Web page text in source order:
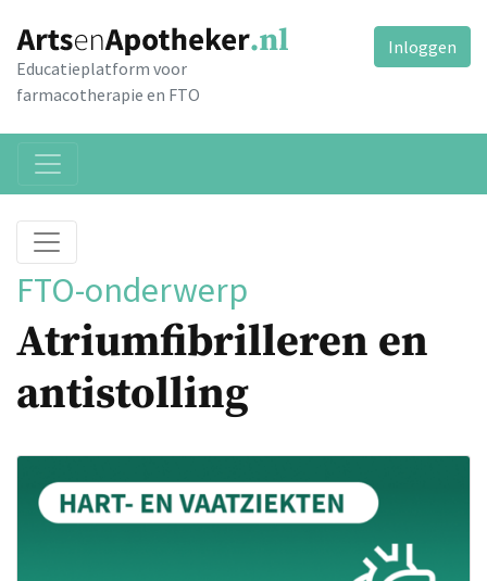
Educatieplatform voor
farmacotherapie en FTO
Inloggen
FTO-onderwerp
Atriumfibrilleren en
antistolling